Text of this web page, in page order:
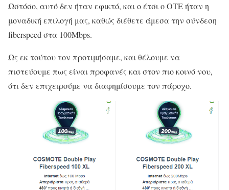
Ωστόσο, αυτό δεν ήταν εφικτό, και ο έτσι ο ΟΤΕ ήταν η
μοναδική επιλογή μας, καθώς διέθετε άμεσα την σύνδεση
fiberspeed στα 100Mbps.
Ως εκ τούτου τον προτιμήσαμε, και θέλουμε να
πιστεύουμε πως είναι προφανές και στον πιο κοινό νου,
ότι δεν επιχειρούμε να διαφημίσουμε τον πάροχο.